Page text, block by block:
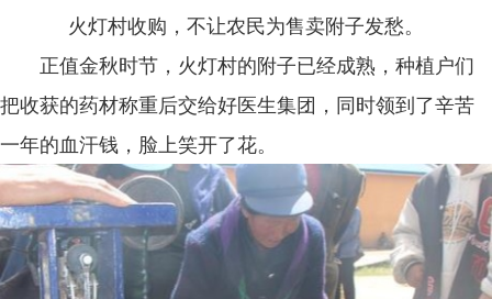
火灯村收购，不让农民为售卖附子发愁。
正值金秋时节，火灯村的附子已经成熟，种植户们
把收获的药材称重后交给好医生集团，同时领到了辛苦
一年的血汗钱，脸上笑开了花。